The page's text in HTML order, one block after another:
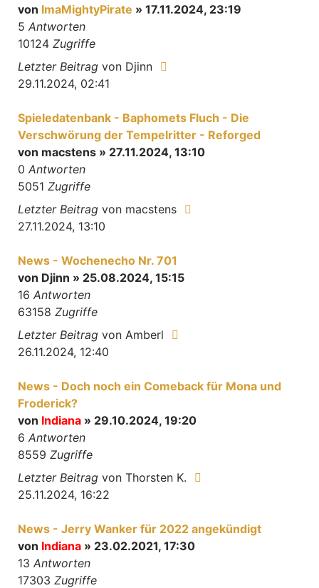
von ImaMightyPirate » 17.11.2024, 23:19
5 Antworten
10124 Zugriffe
Letzter Beitrag von Djinn
29.11.2024, 02:41
Spieledatenbank - Baphomets Fluch - Die
Verschwörung der Tempelritter - Reforged
von macstens » 27.11.2024, 13:10
0 Antworten
5051 Zugriffe
Letzter Beitrag von macstens
27.11.2024, 13:10
News - Wochenecho Nr. 701
von Djinn » 25.08.2024, 15:15
16 Antworten
63158 Zugriffe
Letzter Beitrag von Amberl
26.11.2024, 12:40
News - Doch noch ein Comeback für Mona und
Froderick?
von Indiana » 29.10.2024, 19:20
6 Antworten
8559 Zugriffe
Letzter Beitrag von Thorsten K.
25.11.2024, 16:22
News - Jerry Wanker für 2022 angekündigt
von Indiana » 23.02.2021, 17:30
13 Antworten
17303 Zugriffe